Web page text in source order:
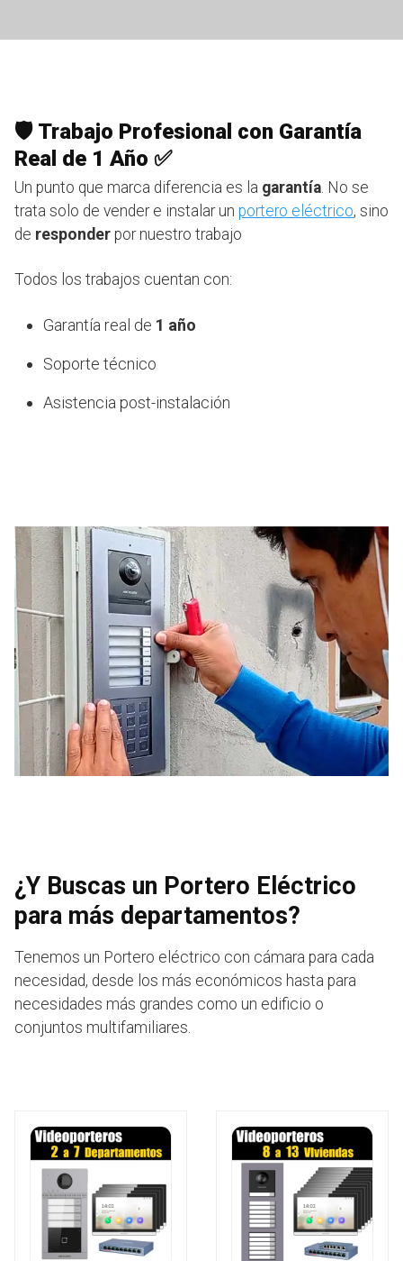
🛡️ Trabajo Profesional con Garantía
Real de 1 Año ✅
Un punto que marca diferencia es la garantía . No se
trata solo de vender e instalar un portero eléctrico, sino
de responder por nuestro trabajo
Todos los trabajos cuentan con:
Garantía real de 1 año
Soporte técnico
Asistencia post-instalación
¿Y Buscas un Portero Eléctrico
para más departamentos?
Tenemos un Portero eléctrico con cámara para cada
necesidad, desde los más económicos hasta para
necesidades más grandes como un edificio o
conjuntos multifamiliares.